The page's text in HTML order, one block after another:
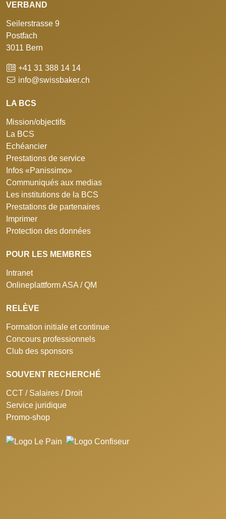
VERBAND
Seilerstrasse 9
Postfach
3011 Bern
+41 31 388 14 14
info@swissbaker.ch
LA BCS
Mission/objectifs
La BCS
Echéancier
Prestations de service
Infos «Panissimo»
Communiqués aux medias
Les institutions de la BCS
Prestations de partenaires
Imprimer
Protection des données
POUR LES MEMBRES
Intranet
Onlineplattform ASA / QM
RELÈVE
Formation initiale et continue
Concours professionnels
Club des sponsors
SOUVENT RECHERCHÉ
CCT / Salaires / Droit
Service juridique
Promo-shop